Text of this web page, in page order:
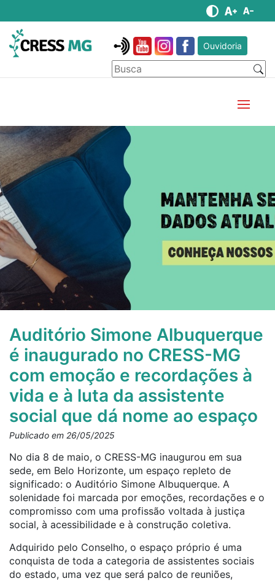
Ouvidoria
Auditório Simone Albuquerque
é inaugurado no CRESS-MG
com emoção e recordações à
vida e à luta da assistente
social que dá nome ao espaço
Publicado em 26/05/2025
No dia 8 de maio, o CRESS-MG inaugurou em sua
sede, em Belo Horizonte, um espaço repleto de
significado: o Auditório Simone Albuquerque. A
solenidade foi marcada por emoções, recordações e o
compromisso com uma profissão voltada à justiça
social, à acessibilidade e à construção coletiva.
Adquirido pelo Conselho, o espaço próprio é uma
conquista de toda a categoria de assistentes sociais
do estado, uma vez que será palco de reuniões,